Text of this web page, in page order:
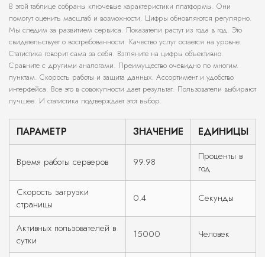
В этой таблице собраны ключевые характеристики платформы. Они
помогут оценить масштаб и возможности. Цифры обновляются регулярно.
Мы следим за развитием сервиса. Показатели растут из года в год. Это
свидетельствует о востребованности. Качество услуг остается на уровне.
Статистика говорит сама за себя. Взгляните на цифры объективно.
Сравните с другими аналогами. Преимущество очевидно по многим
пунктам. Скорость работы и защита данных. Ассортимент и удобство
интерфейса. Все это в совокупности дает результат. Пользователи выбирают
лучшее. И статистика подтверждает этот выбор.
ПАРАМЕТР ЗНАЧЕНИЕ ЕДИНИЦЫ
Время работы серверов 99.98
Проценты в
год
Скорость загрузки
страницы
0.4 Секунды
Активных пользователей в
сутки
15000 Человек